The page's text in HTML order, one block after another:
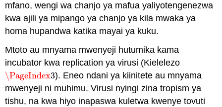
mfano, wengi wa chanjo ya mafua yaliyotengenezwa
kwa ajili ya mipango ya chanjo ya kila mwaka ya
homa hupandwa katika mayai ya kuku.
Mtoto au mnyama mwenyeji hutumika kama
incubator kwa replication ya virusi (Kielelezo
\PageIndex3
\PageIndex3). Eneo ndani ya kiinitete au mnyama
mwenyeji ni muhimu. Virusi nyingi zina tropism ya
tishu, na kwa hiyo inapaswa kuletwa kwenye tovuti